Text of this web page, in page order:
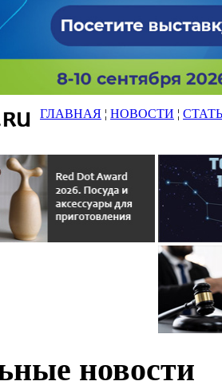
ГЛАВНАЯ ¦ НОВОСТИ ¦
новости